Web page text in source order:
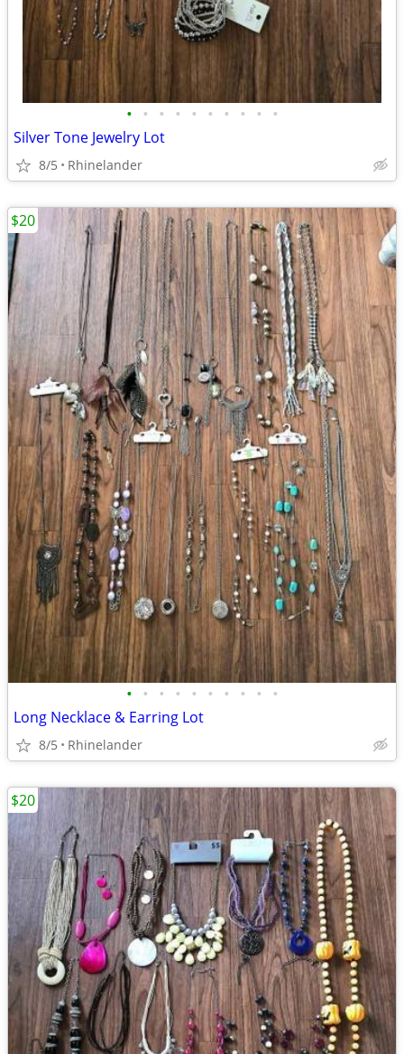
• • • • • • • • • •
Silver Tone Jewelry Lot
8/5 Rhinelander
• • • • • • • • • •
Long Necklace & Earring Lot
8/5 Rhinelander
$20
$20